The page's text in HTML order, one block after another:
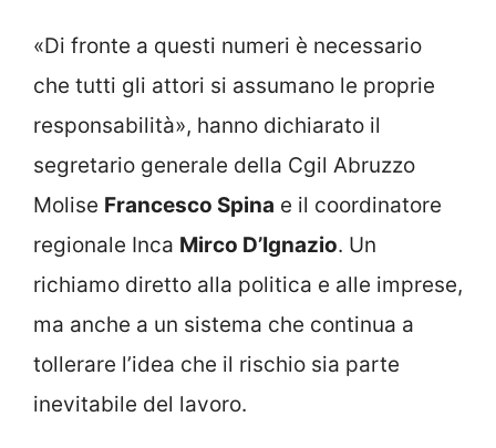
«Di fronte a questi numeri è necessario
che tutti gli attori si assumano le proprie
responsabilità», hanno dichiarato il
segretario generale della Cgil Abruzzo
Molise Francesco Spina e il coordinatore
regionale Inca Mirco D’Ignazio. Un
richiamo diretto alla politica e alle imprese,
ma anche a un sistema che continua a
tollerare l’idea che il rischio sia parte
inevitabile del lavoro.